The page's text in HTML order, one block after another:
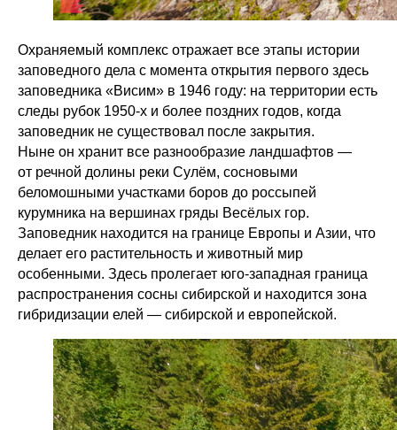
Охраняемый комплекс отражает все этапы истории
заповедного дела с момента открытия первого здесь
заповедника «Висим» в 1946 году: на территории есть
следы рубок 1950-х и более поздних годов, когда
заповедник не существовал после закрытия.
Ныне он хранит все разнообразие ландшафтов —
от речной долины реки Сулём, сосновыми
беломошными участками боров до россыпей
курумника на вершинах гряды Весёлых гор.
Заповедник находится на границе Европы и Азии, что
делает его растительность и животный мир
особенными. Здесь пролегает юго-западная граница
распространения сосны сибирской и находится зона
гибридизации елей — сибирской и европейской.